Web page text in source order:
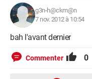
g3n-h@ckm@n
7 nov. 2012 à 10:54
bah l'avant dernier
Commenter 0